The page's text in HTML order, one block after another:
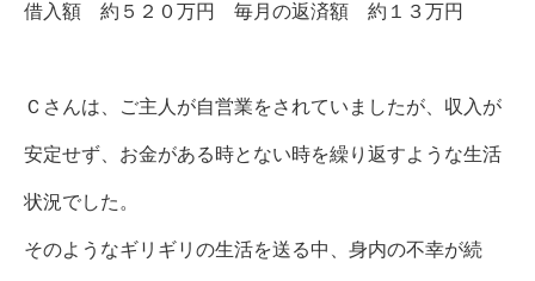
借入額 約５２０万円 毎月の返済額 約１３万円
Ｃさんは、ご主人が自営業をされていましたが、収入が
安定せず、お金がある時とない時を繰り返すような生活
状況でした。
そのようなギリギリの生活を送る中、身内の不幸が続